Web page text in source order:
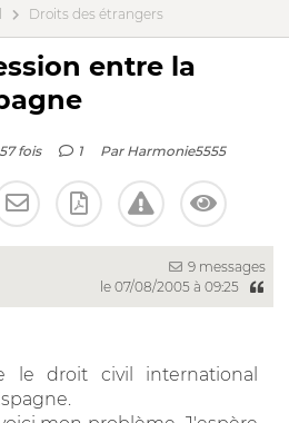
Droits des étrangers
entre la
fois 1 Par Harmonie5555
9 messages
le 07/08/2005 à 09:25
le droit civil international